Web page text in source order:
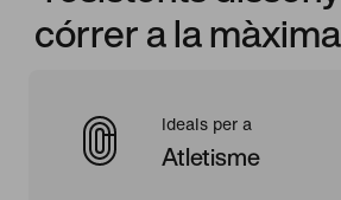
córrer a la
Ideals per a
Atletisme